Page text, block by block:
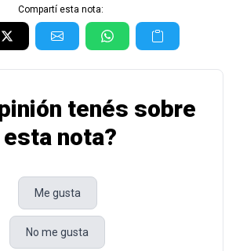
Compartí esta nota:
tenés sobre
esta nota?
Me gusta
No me gusta